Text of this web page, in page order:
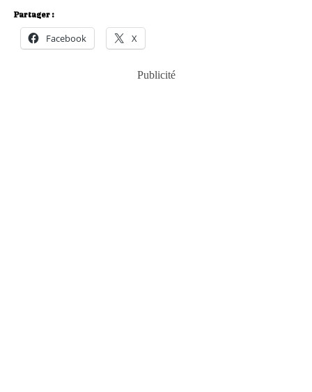
Partager :
Facebook X
Publicité